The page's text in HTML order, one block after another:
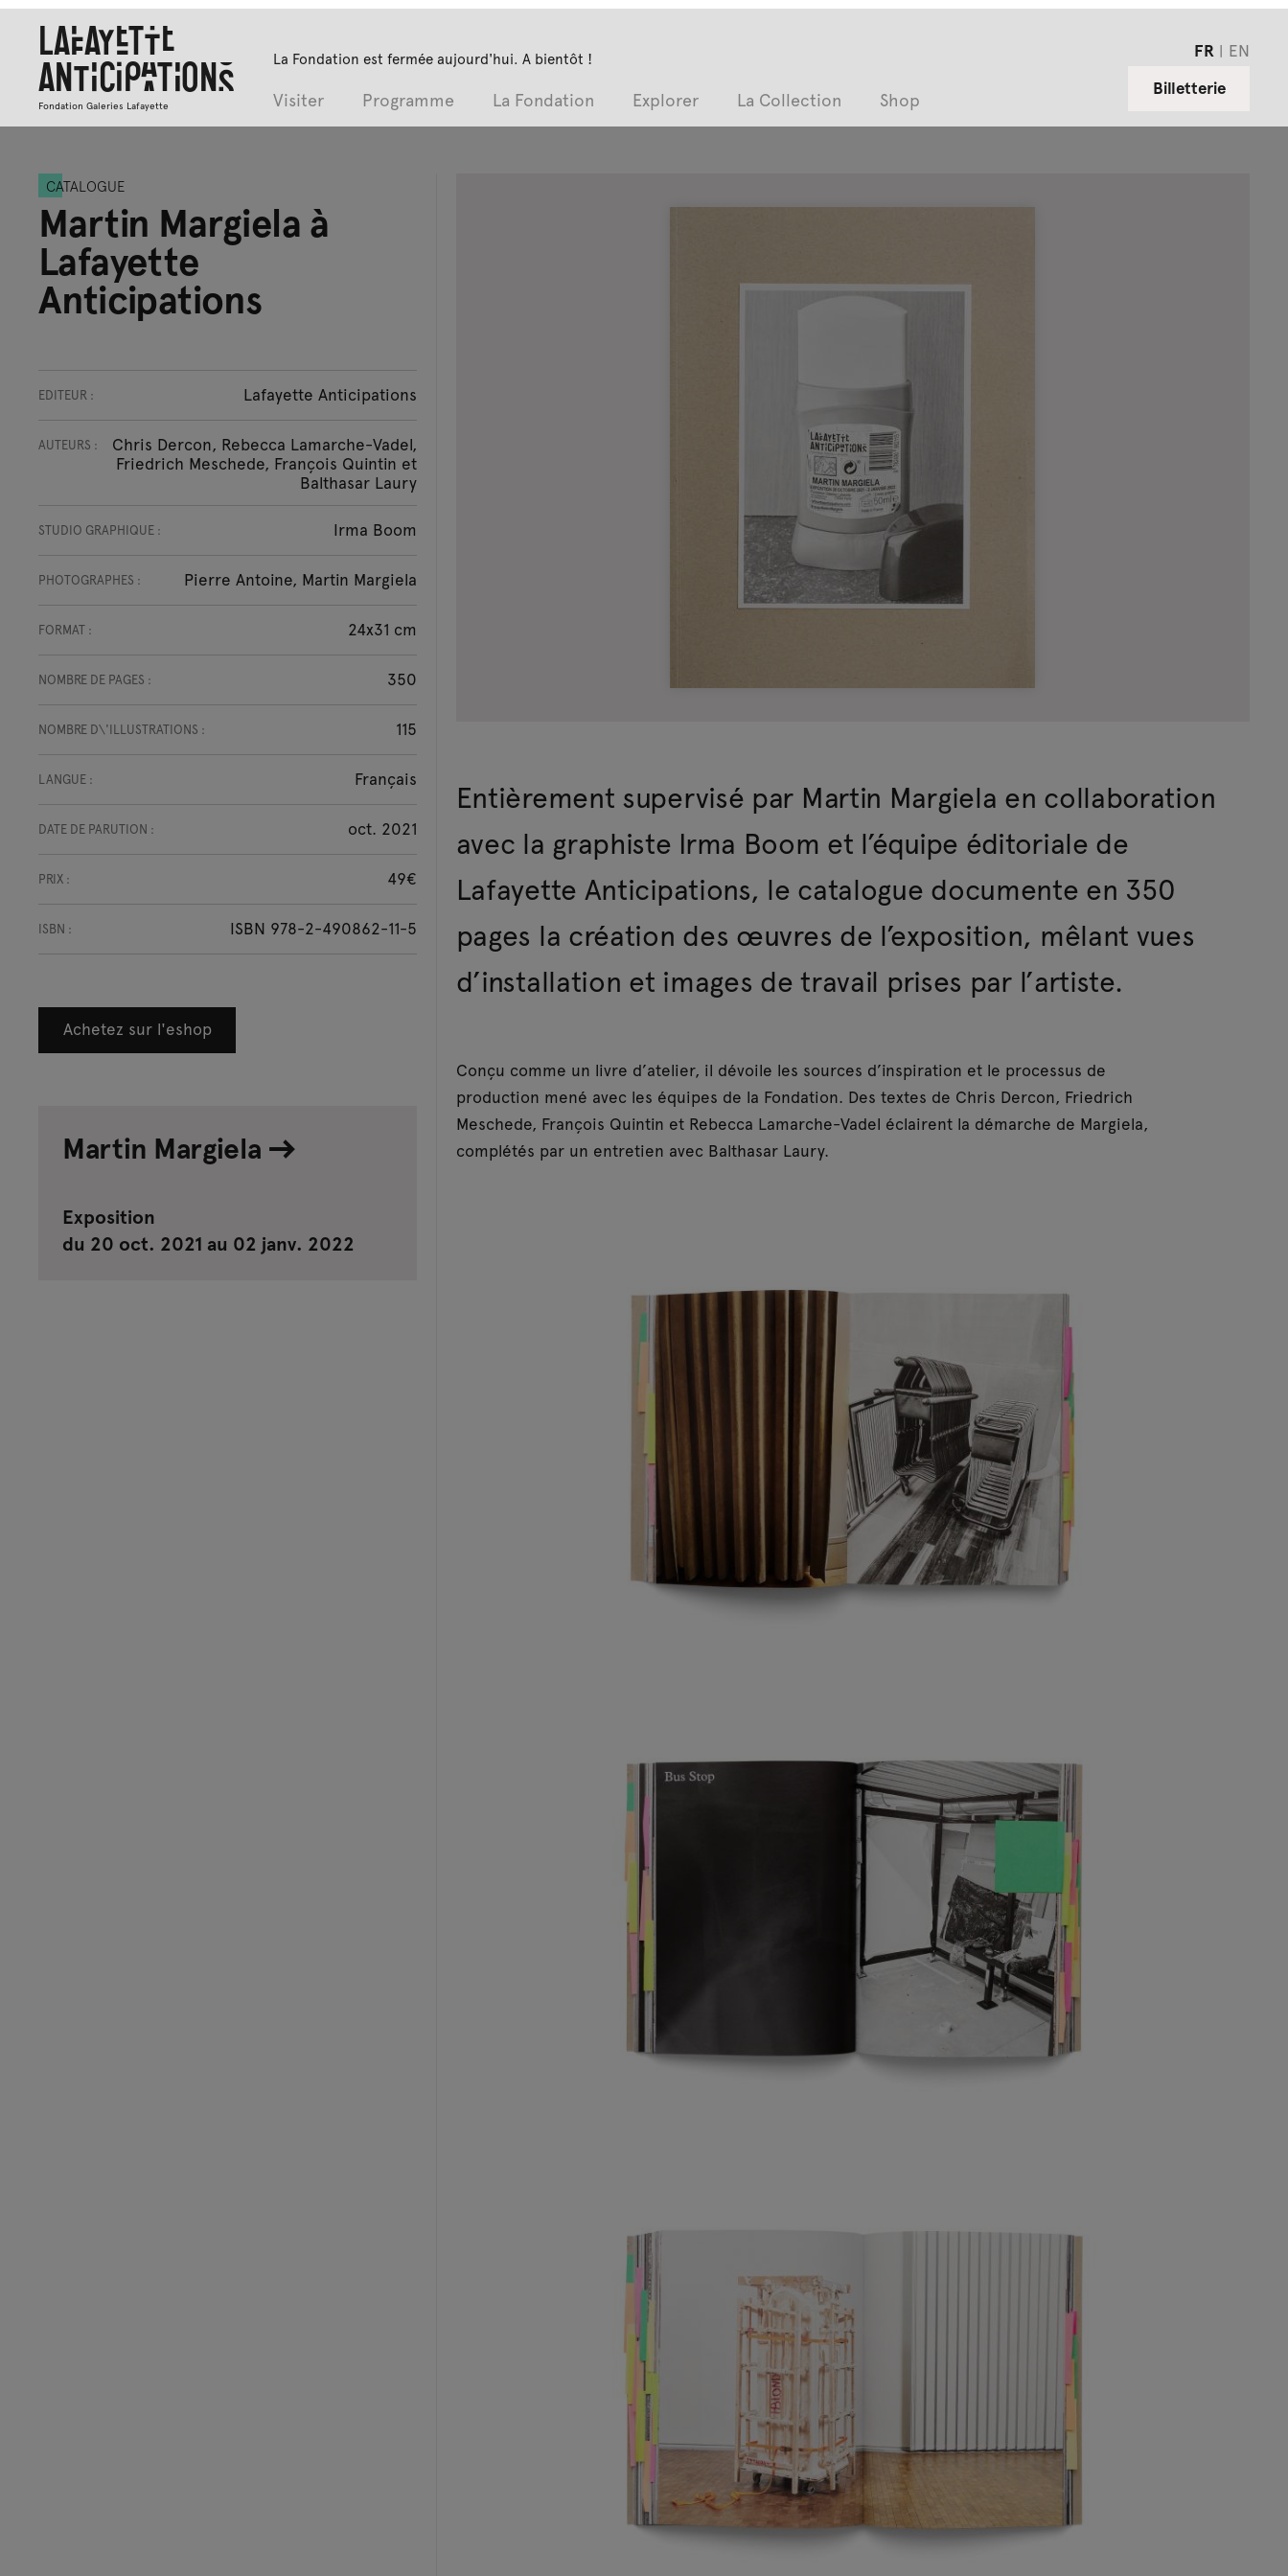
Lafayette
Anticipations
Fondation Galeries Lafayette
La Fondation est fermée aujourd'hui. A bientôt !
Visiter Programme La Fondation Explorer La Collection Shop
FR
EN
Billetterie
CATALOGUE
Martin Margiela à
Lafayette
Anticipations
EDITEUR : Lafayette Anticipations
AUTEURS :
Chris Dercon, Rebecca Lamarche-Vadel,
Friedrich Meschede, François Quintin et
Balthasar Laury
STUDIO GRAPHIQUE : Irma Boom
PHOTOGRAPHES : Pierre Antoine, Martin Margiela
FORMAT : 24x31 cm
NOMBRE DE PAGES : 350
NOMBRE D\'ILLUSTRATIONS : 115
LANGUE : Français
DATE DE PARUTION : oct. 2021
PRIX : 49€
ISBN : ISBN 978-2-490862-11-5
Achetez sur l'eshop
Martin Margiela
Exposition
du 20 oct. 2021 au 02 janv. 2022
Entièrement supervisé par Martin Margiela en collaboration
avec la graphiste Irma Boom et l’équipe éditoriale de
Lafayette Anticipations, le catalogue documente en 350
pages la création des œuvres de l’exposition, mêlant vues
d’installation et images de travail prises par l’artiste.
Conçu comme un livre d’atelier, il dévoile les sources d’inspiration et le processus de
production mené avec les équipes de la Fondation. Des textes de Chris Dercon, Friedrich
Meschede, François Quintin et Rebecca Lamarche-Vadel éclairent la démarche de Margiela,
complétés par un entretien avec Balthasar Laury.